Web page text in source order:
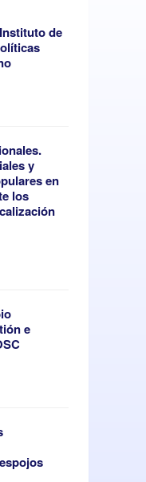
de
y
en
los
e